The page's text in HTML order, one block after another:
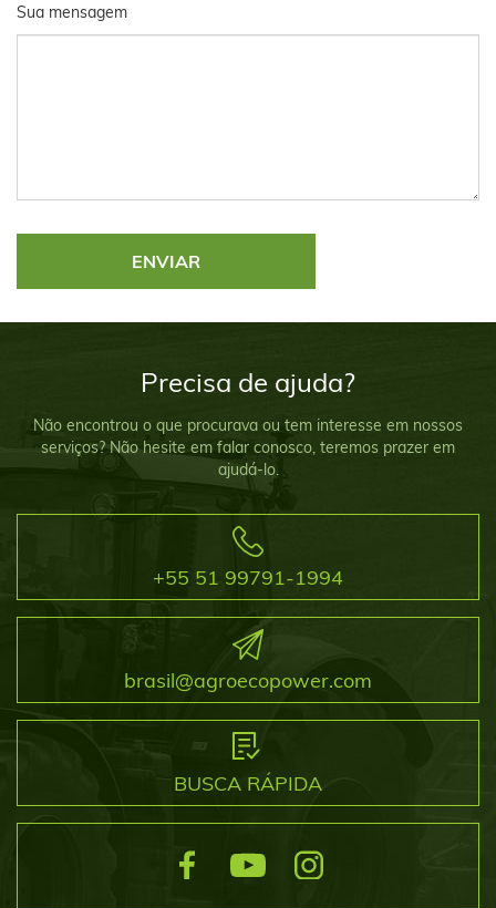
Sua mensagem
Precisa de ajuda?
Não encontrou o que procurava ou tem interesse em nossos
serviços? Não hesite em falar conosco, teremos prazer em
ajudá-lo.
+55 51 99791-1994
brasil@agroecopower.com
BUSCA RÁPIDA